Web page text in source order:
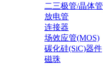
二三极管/晶体管
放电管
连接器
场效应管(MOS)
碳化硅(SiC)器件
磁珠